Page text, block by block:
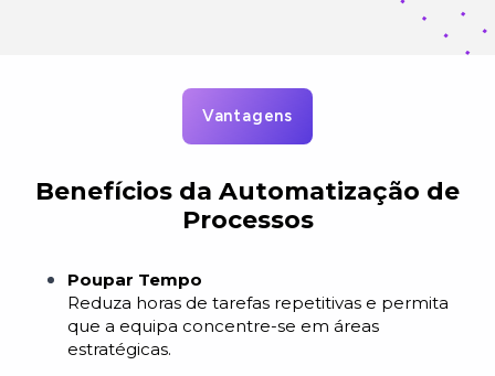
Vantagens
Benefícios da Automatização de
Processos
Poupar Tempo
Reduza horas de tarefas repetitivas e permita
que a equipa concentre-se em áreas
estratégicas.